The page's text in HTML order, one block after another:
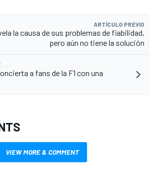
ARTÍCULO PREVIO
la causa de sus problemas de fiabilidad,
pero aún no tiene la solución
a fans de la F1 con una
VIEW MORE & COMMENT